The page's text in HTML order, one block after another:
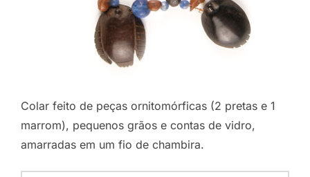
Colar feito de peças ornitomórficas (2 pretas e 1
marrom), pequenos grãos e contas de vidro,
amarradas em um fio de chambira.